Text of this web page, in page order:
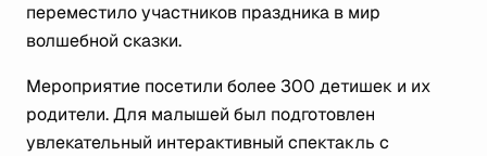
переместило участников праздника в мир
волшебной сказки.
Мероприятие посетили более 300 детишек и их
родители. Для малышей был подготовлен
увлекательный интерактивный спектакль с